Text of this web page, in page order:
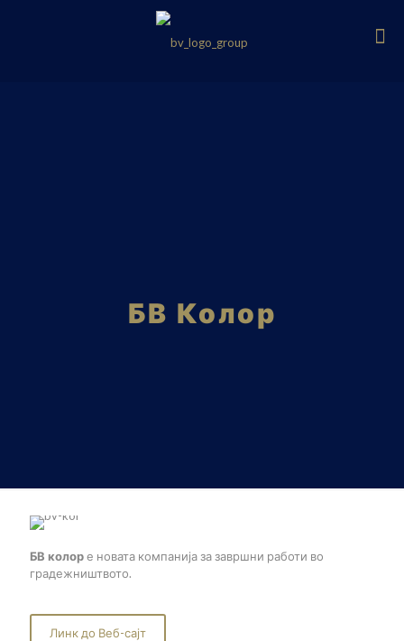
БВ Колор
БВ колоре новата компанија за завршни работи во
градежништвото.
Линк до Веб-сајт